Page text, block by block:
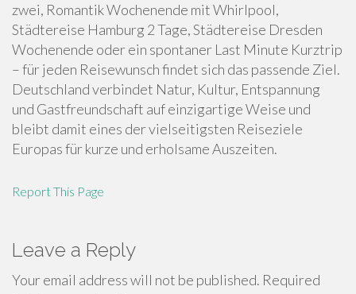
zwei, Romantik Wochenende mit Whirlpool,
Städtereise Hamburg 2 Tage, Städtereise Dresden
Wochenende oder ein spontaner Last Minute Kurztrip
– für jeden Reisewunsch findet sich das passende Ziel.
Deutschland verbindet Natur, Kultur, Entspannung
und Gastfreundschaft auf einzigartige Weise und
bleibt damit eines der vielseitigsten Reiseziele
Europas für kurze und erholsame Auszeiten.
Report This Page
Leave a Reply
Your email address will not be published. Required